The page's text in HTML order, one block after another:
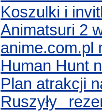
Koszulki i
Animatsuri 2
anime.com.pl
Human Hunt
Plan atrakcji
Ruszyły